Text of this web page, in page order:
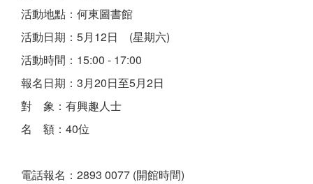
活動地點：何東圖書館
活動日期：5月12日 (星期六)
活動時間：15:00 - 17:00
報名日期：3月20日至5月2日
對 象：有興趣人士
名 額：40位
電話報名：2893 0077 (開館時間)